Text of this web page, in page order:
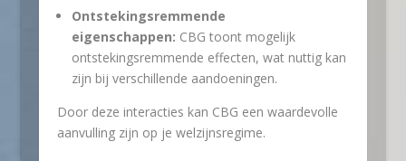
Ontstekingsremmende
eigenschappen: CBG toont mogelijk
ontstekingsremmende effecten, wat nuttig kan
zijn bij verschillende aandoeningen.
Door deze interacties kan CBG een waardevolle
aanvulling zijn op je welzijnsregime.